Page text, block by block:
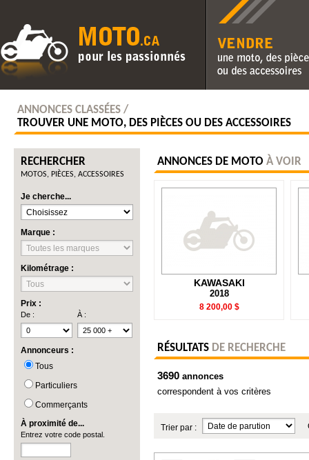
Vendre une moto, des
des accessoires
ANNONCES CLASSÉES /
TROUVER UNE MOTO, DES PIÈCES OU DES ACCESSOIRES
RECHERCHER
MOTOS, PIÈCES, ACCESSOIRES
Je cherche...
Marque :
Kilométrage :
Prix :
De : À :
Annonceurs :
Tous
Particuliers
Commerçants
À proximité de...
Entrez votre code postal.
ANNONCES DE MOTO À VOIR
KAWASAKI
2018
8 200,00 $
RÉSULTATS DE RECHERCHE
3690 annonces
correspondent à vos critères
Trier par :